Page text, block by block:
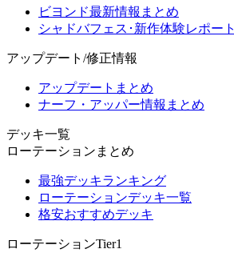
ビヨンド最新情報まとめ
シャドバフェス･新作体験レポート
アップデート/修正情報
アップデートまとめ
ナーフ・アッパー情報まとめ
デッキ一覧
ローテーションまとめ
最強デッキランキング
ローテーションデッキ一覧
格安おすすめデッキ
ローテーションTier1